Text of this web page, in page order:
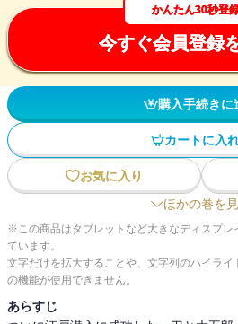
かんたん30秒登
今すぐ会員登録
購入手続きに
カートに入
お気に入り
ほかの巻を
※この商品はタブレットなど大きなディスプレ
ています。
文字だけを拡大することや、文字列のハイラ
の機能が使用できません。
あらすじ